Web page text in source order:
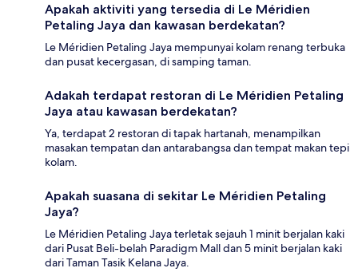
Apakah aktiviti yang tersedia di Le Méridien
Petaling Jaya dan kawasan berdekatan?
Le Méridien Petaling Jaya mempunyai kolam renang terbuka
dan pusat kecergasan, di samping taman.
Adakah terdapat restoran di Le Méridien Petaling
Jaya atau kawasan berdekatan?
Ya, terdapat 2 restoran di tapak hartanah, menampilkan
masakan tempatan dan antarabangsa dan tempat makan tepi
kolam.
Apakah suasana di sekitar Le Méridien Petaling
Jaya?
Le Méridien Petaling Jaya terletak sejauh 1 minit berjalan kaki
dari Pusat Beli-belah Paradigm Mall dan 5 minit berjalan kaki
dari Taman Tasik Kelana Jaya.